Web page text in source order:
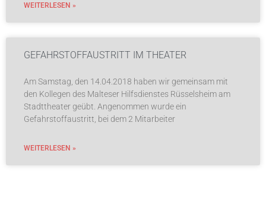
WEITERLESEN »
GEFAHRSTOFFAUSTRITT IM THEATER
Am Samstag, den 14.04.2018 haben wir gemeinsam mit
den Kollegen des Malteser Hilfsdienstes Rüsselsheim am
Stadttheater geübt. Angenommen wurde ein
Gefahrstoffaustritt, bei dem 2 Mitarbeiter
WEITERLESEN »